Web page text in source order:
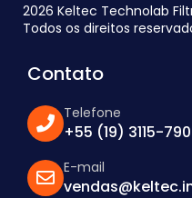
2026 Keltec Technolab
Todos os direitos
Contato
Telefone
+55 (19) 3115-
E-mail